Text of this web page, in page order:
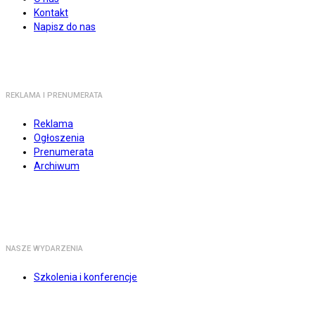
Kontakt
Napisz do nas
REKLAMA I PRENUMERATA
Reklama
Ogłoszenia
Prenumerata
Archiwum
NASZE WYDARZENIA
Szkolenia i konferencje